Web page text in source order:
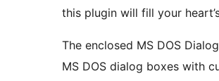
this plugin will fill your
The enclosed MS DOS
MS DOS dialog boxes with